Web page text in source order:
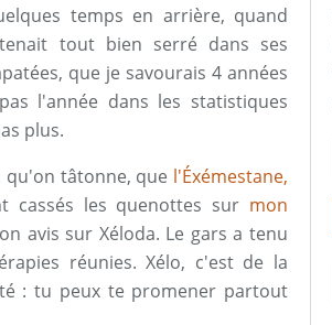
temps en arrière, quand
tout bien serré dans ses
que je savourais 4 années
l'année dans les statistiques
plus.
qu'on tâtonne, que l'Éxémestane,
cassés les quenottes sur mon
avis sur Xéloda. Le gars a tenu
réunies. Xélo, c'est de la
: tu peux te promener partout